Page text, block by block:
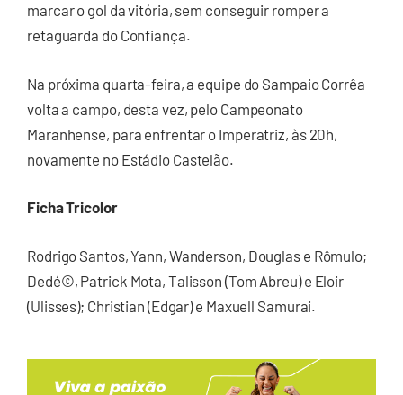
marcar o gol da vitória, sem conseguir romper a
retaguarda do Confiança.
Na próxima quarta-feira, a equipe do Sampaio Corrêa
volta a campo, desta vez, pelo Campeonato
Maranhense, para enfrentar o Imperatriz, às 20h,
novamente no Estádio Castelão.
Ficha Tricolor
Rodrigo Santos, Yann, Wanderson, Douglas e Rômulo;
Dedé©, Patrick Mota, Talisson (Tom Abreu) e Eloir
(Ulisses); Christian (Edgar) e Maxuell Samurai.